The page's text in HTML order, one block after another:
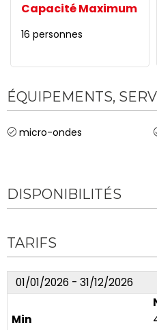
Capacité Maximum
16 personnes
ÉQUIPEMENTS,
micro-ondes
DISPONIBILITÉS
TARIFS
01/01/2026 - 31/12/2026